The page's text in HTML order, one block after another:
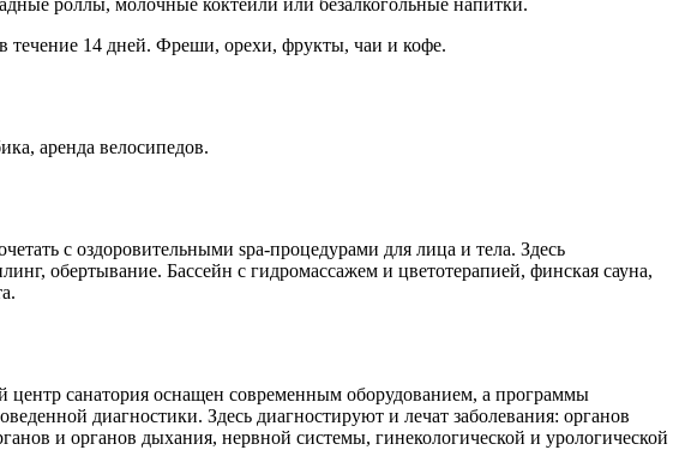
роллы, молочные коктейли или безалкогольные напитки.
течение 14 дней. Фреши, орехи, фрукты, чаи и кофе.
аренда велосипедов.
с оздоровительными spa-процедурами для лица и тела. Здесь
обертывание. Бассейн с гидромассажем и цветотерапией, финская сауна,
санатория оснащен современным оборудованием, а программы
диагностики. Здесь диагностируют и лечат заболевания: органов
и органов дыхания, нервной системы, гинекологической и урологической